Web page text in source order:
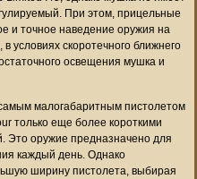
При этом, прицельные
и точное наведение оружия на
условиях скоротечного ближнего
освещения мушка и
малогабаритным пистолетом
только еще более короткими
Это оружие предназначено для
каждый день. Однако
ширину пистолета, выбирая